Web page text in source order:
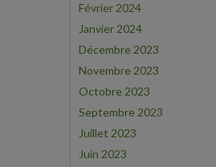
Février 2024
Janvier 2024
Décembre 2023
Novembre 2023
Octobre 2023
Septembre 2023
Juillet 2023
Juin 2023